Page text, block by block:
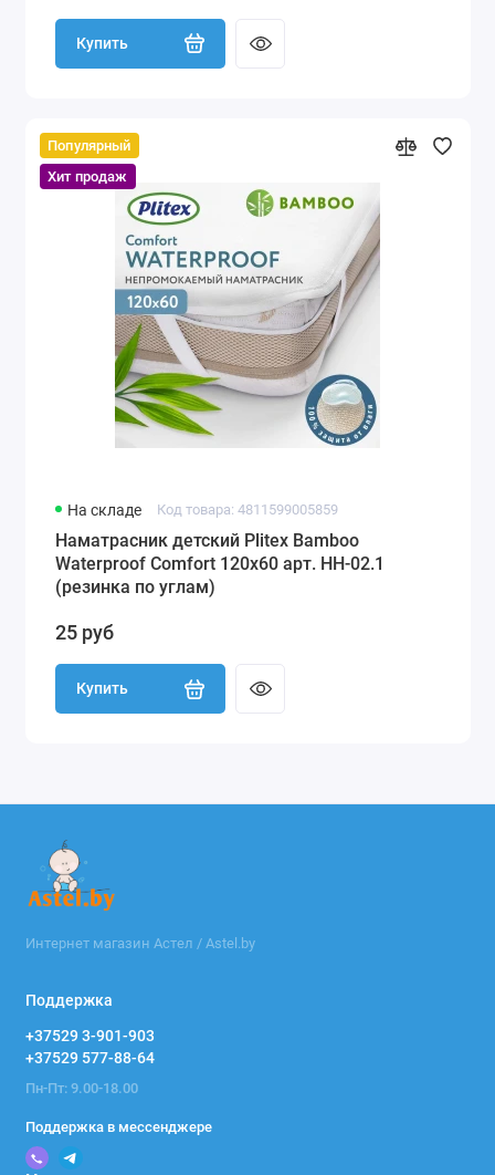
Купить
Популярный
Хит продаж
На складе Код товара: 4811599005859
Наматрасник детский Plitex Bamboo
Waterproof Comfort 120х60 арт. НН-02.1
(резинка по углам)
25 руб
Купить
Интернет магазин Астел / Astel.by
Поддержка
+37529 3-901-903
+37529 577-88-64
Пн-Пт: 9.00-18.00
Поддержка в мессенджере